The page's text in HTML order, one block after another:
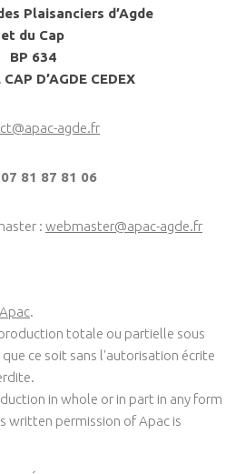
Plaisanciers d’Agde
et du Cap
BP 634
D’AGDE CEDEX
agde.fr
81 87 81 06
: webmaster@apac-agde.fr
Apac.
totale ou partielle sous
ce soit sans l'autorisation écrite
in whole or in part in any form
written permission of Apac is